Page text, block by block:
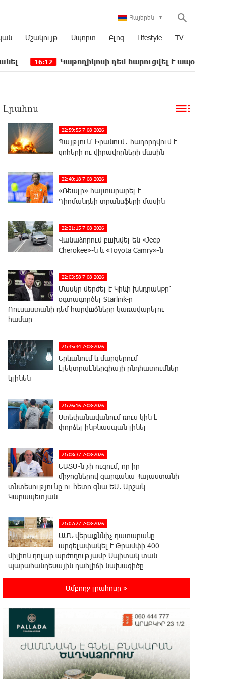
Հայերեն
Մշակույթ Սպորտ Բլոգ Lifestyle TV
Կաթողիկոսի դեմ հարուցվել է ապօրինի քրեական
Լրահոս
22:59:55 7-08-2026
Պայթյուն՝ Իրանում․ հաղորդվում է
զոհերի ու վիրավորների մասին
22:40:18 7-08-2026
«Ռեալը» հայտարարել է
Դիոմանդեի տրանսֆերի մասին
22:21:15 7-08-2026
Վանաձորում բшխվել են «Jeep
Cherokee»-ն և «Toyota Camry»-ն
22:03:58 7-08-2026
Մասկը մերժել է Կիևի խնդրանքը՝
օգտագործել Starlink-ը
Ռուսաստանի դեմ հարվшծները կառավարելու
համար
21:45:44 7-08-2026
Երևանում և մարզերում
էլեկտրաէներգիայի ընդհատումներ
կլինեն
21:26:16 7-08-2026
Ստեփանավանում ռուս կին է
փորձել ինքնասպան լինել
21:08:37 7-08-2026
ԵԱՏՄ֊ն չի ուզում, որ իր
միջոցներով զարգանա Հայաստանի
տնտեսությունը ու հետո գնա ԵՄ. Արշակ
Կարապետյան
21:07:27 7-08-2026
ԱՄՆ վերաքննիչ դատարանը
արգելափակել է Թրամփի 400
միլիոն դոլար արժողությամբ Սպիտակ տան
պարահանդեսային դահլիճի նախագիծը
21:03:44 7-08-2026
բռնադատավարությունը միահեծան
իշխանության հետևանք է. Հանրային Դաշինք
20:59:50 7-08-2026
Մեր երկրում իշխանության և
Ամբողջ լրահոսը »